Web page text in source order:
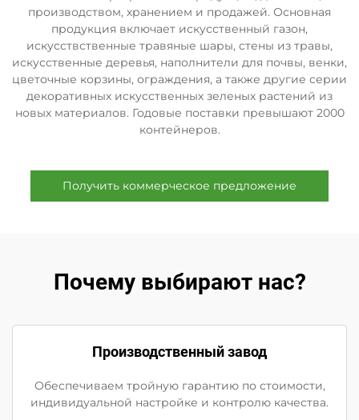
производством, хранением и продажей. Основная
продукция включает искусственный газон,
искусствственные травяные шары, стены из травы,
искусственные деревья, наполнители для почвы, венки,
цветочные корзины, ограждения, а также другие серии
декоративных искусственных зеленых растений из
новых материалов. Годовые поставки превышают 2000
контейнеров.
Получить коммерческое предложение
Почему выбирают нас?
Производственный завод
Обеспечиваем тройную гарантию по стоимости,
индивидуальной настройке и контролю качества.